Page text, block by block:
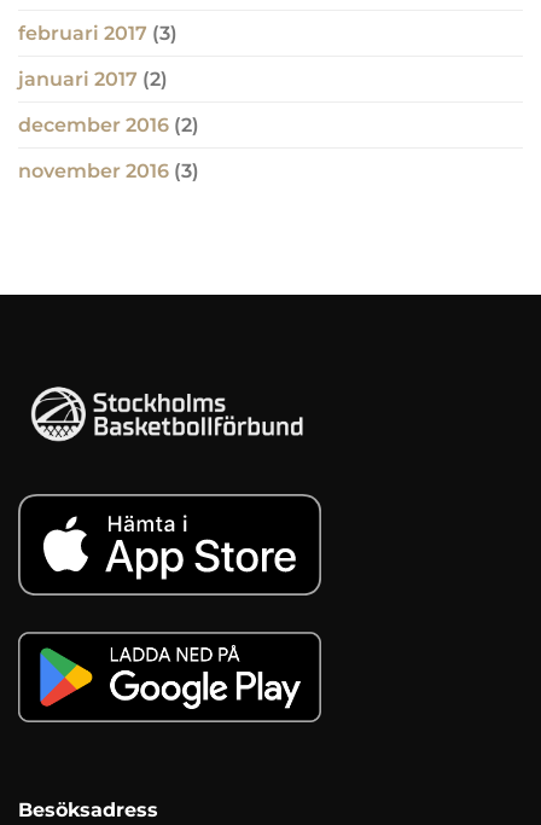
februari 2017 (3)
januari 2017 (2)
december 2016 (2)
november 2016 (3)
Besöksadress